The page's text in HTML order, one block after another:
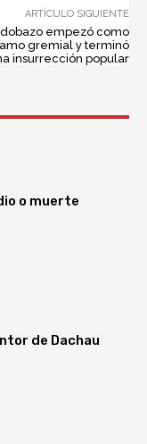
ARTÍCULO SIGUIENTE
empezó como
gremial y terminó
insurrección popular
o muerte
de Dachau